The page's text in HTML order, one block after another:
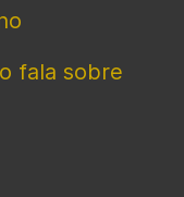
fala sobre